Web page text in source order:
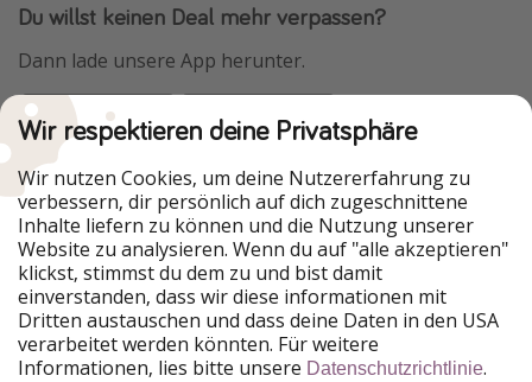
Du willst keinen Deal mehr verpassen?
Dann lade unsere App herunter.
Urlaubspiraten ist Teil der HolidayPirates Group
Unsere Märkte
PiratinViaggio
HolidayPirates
VakantiePiraten
WakacyjniPiraci
VoyagesPirates
Ferienpiraten
Urlaubspiraten
ViajerosPiratas
TravelPirates
Wir respektieren deine Privatsphäre
Wir nutzen Cookies, um deine Nutzererfahrung zu
verbessern, dir persönlich auf dich zugeschnittene
Inhalte liefern zu können und die Nutzung unserer
Website zu analysieren. Wenn du auf "alle akzeptieren"
klickst, stimmst du dem zu und bist damit
einverstanden, dass wir diese informationen mit
Dritten austauschen und dass deine Daten in den USA
verarbeitet werden könnten. Für weitere
Informationen, lies bitte unsere Datenschutzrichtlinie.